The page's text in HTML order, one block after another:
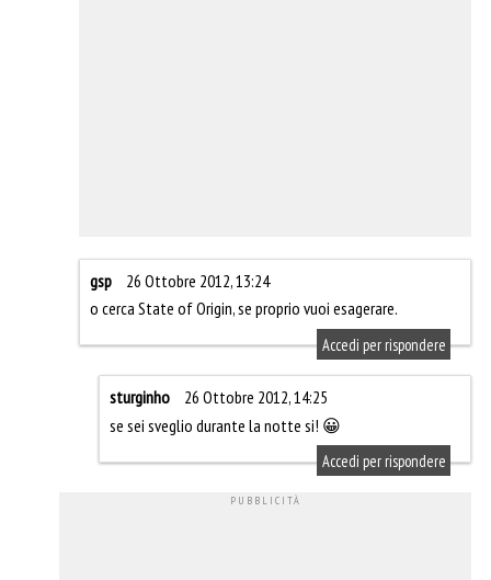
gsp
26 Ottobre 2012, 13:24
o cerca State of Origin, se proprio vuoi esagerare.
Accedi per rispondere
sturginho
26 Ottobre 2012, 14:25
se sei sveglio durante la notte si! 😀
Accedi per rispondere